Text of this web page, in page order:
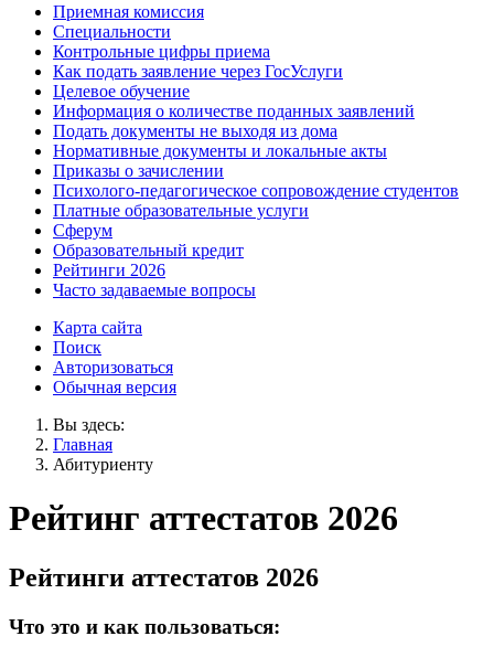
Приемная комиссия
Специальности
Контрольные цифры приема
Как подать заявление через ГосУслуги
Целевое обучение
Информация о количестве поданных заявлений
Подать документы не выходя из дома
Нормативные документы и локальные акты
Приказы о зачислении
Психолого-педагогическое сопровождение студентов
Платные образовательные услуги
Сферум
Образовательный кредит
Рейтинги 2026
Часто задаваемые вопросы
Карта сайта
Поиск
Авторизоваться
Обычная версия
Вы здесь:
Главная
Абитуриенту
Рейтинг аттестатов 2026
Рейтинги аттестатов 2026
Что это и как пользоваться: